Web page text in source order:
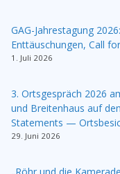
GAG-Jahrestagung
Enttäuschungen, Call
1. Juli 2026
3. Ortsgespräch 2026
und Breitenhaus auf
Statements —
29. Juni 2026
„Röhr und die